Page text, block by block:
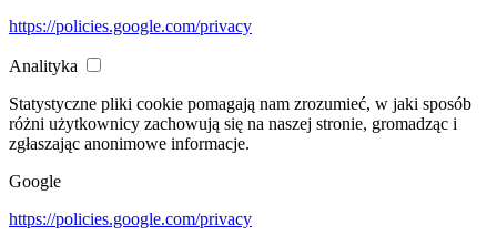
https://policies.google.com/privacy
Analityka
Statystyczne pliki cookie pomagają nam zrozumieć, w jaki sposób
różni użytkownicy zachowują się na naszej stronie, gromadząc i
zgłaszając anonimowe informacje.
Google
https://policies.google.com/privacy